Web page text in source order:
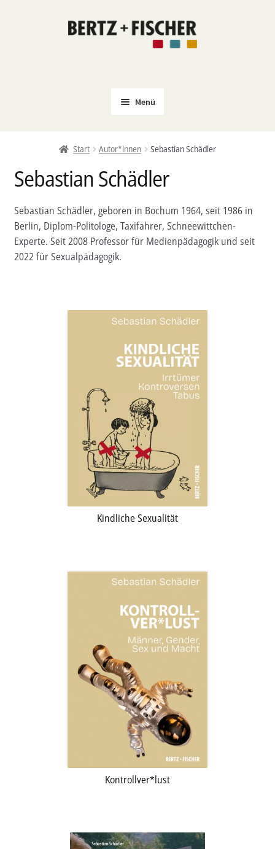
Zur
Zum
Menü
Coming Soon
Politik
PROKLA
Open Access
Untermenü
öffnen
Film & Kultur
Untermenü
Untermenü
öffnen
Newsletter
Start Autor*innen Sebastian Schädler
Sebastian Schädler
Sebastian Schädler, geboren in Bochum 1964, seit 1986 in
Berlin, Diplom-Politologe, Taxifahrer, Schneewittchen-
Experte. Seit 2008 Professor für Medienpädagogik und seit
2022 für Sexualpädagogik.
Kindliche Sexualität
Kontrollver*lust